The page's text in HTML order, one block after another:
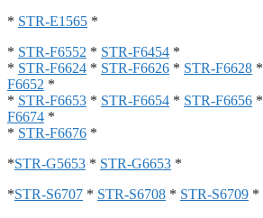
* STR-E1565 *
* STR-F6552 * STR-F6454 *
* STR-F6624 * STR-F6626 * STR-F6628 *
F6652 *
* STR-F6653 * STR-F6654 * STR-F6656 *
F6674 *
* STR-F6676 *
*STR-G5653 * STR-G6653 *
*STR-S6707 * STR-S6708 * STR-S6709 *